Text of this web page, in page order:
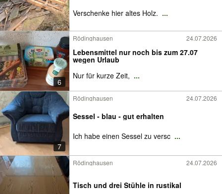
Verschenke hier altes Holz. ...
6
Rödinghausen 24.07.2026
Lebensmittel nur noch bis zum 27.07
wegen Urlaub
Nur für kurze Zeit, ...
7
Rödinghausen 24.07.2026
Sessel - blau - gut erhalten
Ich habe einen Sessel zu versc ...
Rödinghausen 24.07.2026
Tisch und drei Stühle in rustikal